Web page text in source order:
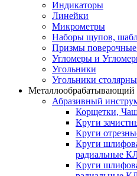
Индикаторы
Линейки
Микрометры
Наборы щупов,
Призмы поверочные
Угломеры и
Угольники
Угольники
Металлообрабатывающий
Абразивный
Корщетки,
Круги
Круги
Круги
радиальные
Круги